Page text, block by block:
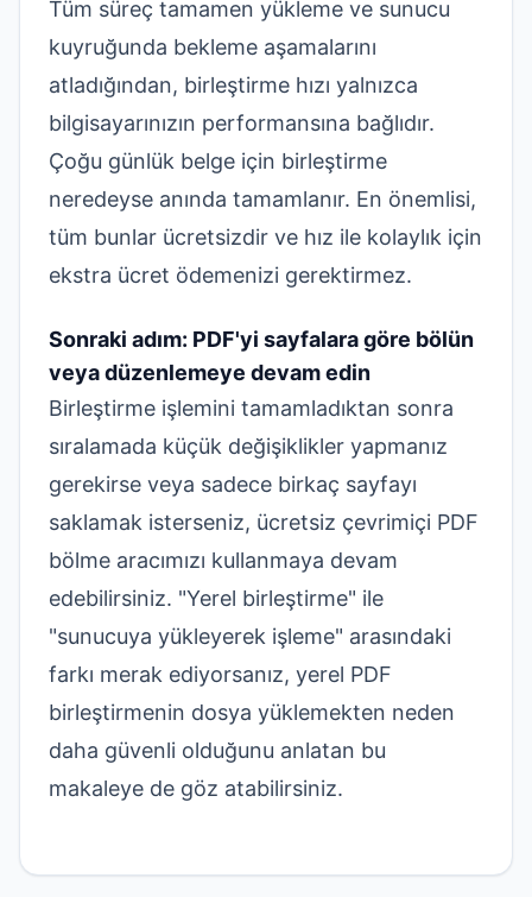
Tüm süreç tamamen yükleme ve sunucu
kuyruğunda bekleme aşamalarını
atladığından, birleştirme hızı yalnızca
bilgisayarınızın performansına bağlıdır.
Çoğu günlük belge için birleştirme
neredeyse anında tamamlanır. En önemlisi,
tüm bunlar ücretsizdir ve hız ile kolaylık için
ekstra ücret ödemenizi gerektirmez.
Sonraki adım: PDF'yi sayfalara göre bölün
veya düzenlemeye devam edin
Birleştirme işlemini tamamladıktan sonra
sıralamada küçük değişiklikler yapmanız
gerekirse veya sadece birkaç sayfayı
saklamak isterseniz, ücretsiz çevrimiçi PDF
bölme aracımızı kullanmaya devam
edebilirsiniz. "Yerel birleştirme" ile
"sunucuya yükleyerek işleme" arasındaki
farkı merak ediyorsanız, yerel PDF
birleştirmenin dosya yüklemekten neden
daha güvenli olduğunu anlatan bu
makaleye de göz atabilirsiniz.